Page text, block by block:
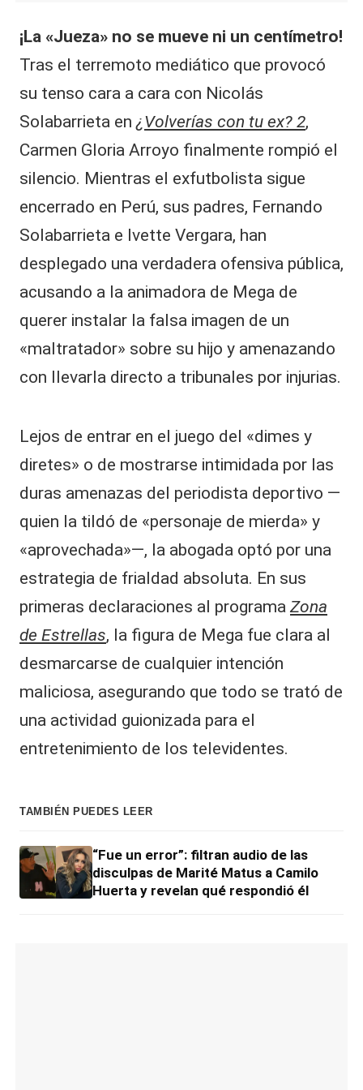
¡La «Jueza» no se mueve ni un centímetro!
Tras el terremoto mediático que provocó
su tenso cara a cara con Nicolás
Solabarrieta en¿Volverías con tu ex? 2,
Carmen Gloria Arroyo finalmente rompió el
silencio. Mientras el exfutbolista sigue
encerrado en Perú, sus padres, Fernando
Solabarrieta e Ivette Vergara, han
desplegado una verdadera ofensiva pública,
acusando a la animadora de Mega de
querer instalar la falsa imagen de un
«maltratador» sobre su hijo y amenazando
con llevarla directo a tribunales por injurias.
Lejos de entrar en el juego del «dimes y
diretes» o de mostrarse intimidada por las
duras amenazas del periodista deportivo —
quien la tildó de «personaje de mierda» y
«aprovechada»—, la abogada optó por una
estrategia de frialdad absoluta. En sus
primeras declaraciones al programaZona
de Estrellas, la figura de Mega fue clara al
desmarcarse de cualquier intención
maliciosa, asegurando que todo se trató de
una actividad guionizada para el
entretenimiento de los televidentes.
TAMBIÉN PUEDES LEER
“Fue un error”: filtran audio de las
disculpas de Marité Matus a Camilo
Huerta y revelan qué respondió él